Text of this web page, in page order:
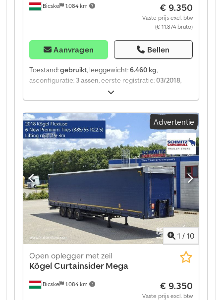
Bicske 1.084 km € 9.350
Vaste prijs excl. btw
(€ 11.874 bruto)
Aanvragen Bellen
Toestand:gebruikt, leeggewicht:6.460 kg,
asconfiguratie: 3 assen , eerste registratie:03/2018
13.620 mm
2.480 mm, laadruimtehoogte:3.000 mm, laadruimte
inhoud:101 m³, bandenmaten:385/55 R22,5, Bouwjaar:
2018, soort overbrenging: mechanisch
, Uitrusting:
ABS, Leeggewicht: 6.460 kg, DIN EN 12642 (code XL)
certificaat, Laadruimte (L B H): 13.620 mm x 2.480 mm x
3.000 mm, Bandenmaat: 385/55 R22.5, Laadvolume: 101
m³, 1e as: , 2e as: , 3e as: , Zelfnivellerende vering,
Elektronisch Remsysteem (EBS), Schuifdak, 1x15- en
2x7-polige stekker, Antispray, Hefbaar dak (handmatig):
2,9 m - 3,0 m, Zeilensysteem. Een overzicht van alle
beschikbare voertuigen vindt u op onze website.
Financiering nodig? Wij bieden individuele
financieringsoplossingen, full-service contracten en
telematicadiensten. Wij adviseren u graag persoonlijk.
Dcsdpfxeztg Aij Am Hjk
Advertentie
1 / 10
Bicske 1.084 km
Open oplegger met zeil
KögelCurtainsider Mega
€ 9.350
Vaste prijs excl. btw